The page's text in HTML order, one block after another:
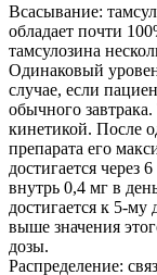
Всасывание:
обладает почти
тамсулозина
Одинаковый
случае, если
обычного
кинетикой. После
препарата его
достигается через
внутрь 0,4 мг в
достигается к 5-
выше значения
дозы.
Распределение: